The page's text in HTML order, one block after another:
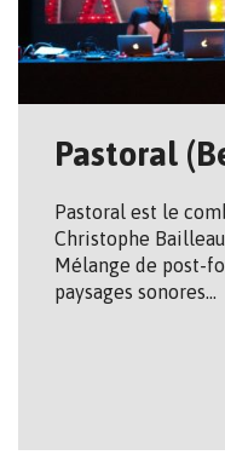
Pastoral
Pastoral est le
Christophe
Mélange de post-
paysages sonores…